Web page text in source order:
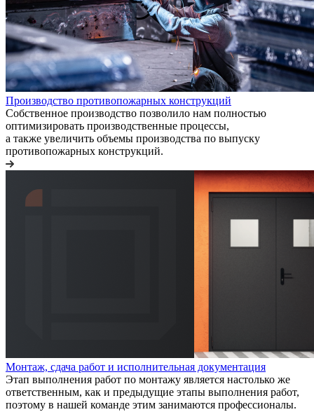
Производство противопожарных конструкций
Собственное производство позволило нам полностью
оптимизировать производственные процессы,
а также увеличить объемы производства по выпуску
противопожарных конструкций.
Монтаж, сдача работ и исполнительная документация
Этап выполнения работ по монтажу является настолько же
ответственным, как и предыдущие этапы выполнения работ,
поэтому в нашей команде этим занимаются профессионалы.